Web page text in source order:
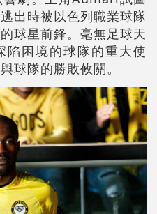
出時被以色列職業球隊
球星前鋒。毫無足球天
陷困境的球隊的重大使
球隊的勝敗攸關。